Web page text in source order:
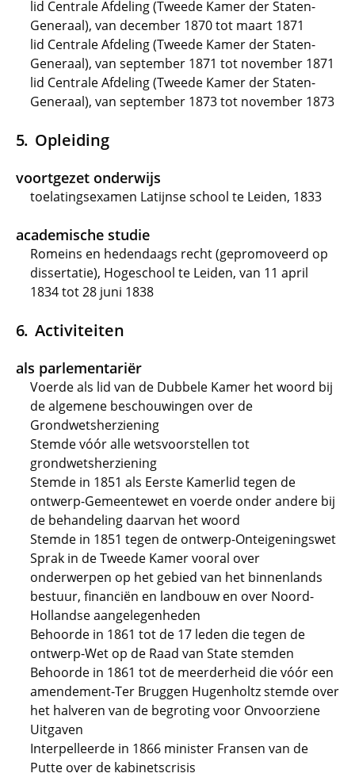
lid Centrale Afdeling (Tweede Kamer der Staten-
Generaal), van december 1870 tot maart 1871
lid Centrale Afdeling (Tweede Kamer der Staten-
Generaal), van september 1871 tot november 1871
lid Centrale Afdeling (Tweede Kamer der Staten-
Generaal), van september 1873 tot november 1873
Opleiding
voortgezet onderwijs
toelatingsexamen Latijnse school te Leiden, 1833
academische studie
Romeins en hedendaags recht (gepromoveerd op
dissertatie), Hogeschool te Leiden, van 11 april
1834 tot 28 juni 1838
Activiteiten
als parlementariër
Voerde als lid van de Dubbele Kamer het woord bij
de algemene beschouwingen over de
Grondwetsherziening
Stemde vóór alle wetsvoorstellen tot
grondwetsherziening
Stemde in 1851 als Eerste Kamerlid tegen de
ontwerp-Gemeentewet en voerde onder andere bij
de behandeling daarvan het woord
Stemde in 1851 tegen de ontwerp-Onteigeningswet
Sprak in de Tweede Kamer vooral over
onderwerpen op het gebied van het binnenlands
bestuur, financiën en landbouw en over Noord-
Hollandse aangelegenheden
Behoorde in 1861 tot de 17 leden die tegen de
ontwerp-Wet op de Raad van State stemden
Behoorde in 1861 tot de meerderheid die vóór een
amendement-Ter Bruggen Hugenholtz stemde over
het halveren van de begroting voor Onvoorziene
Uitgaven
Interpelleerde in 1866 minister Fransen van de
Putte over de kabinetscrisis